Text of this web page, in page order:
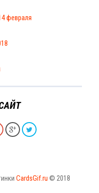
февраля
CardsGif.ru © 2018